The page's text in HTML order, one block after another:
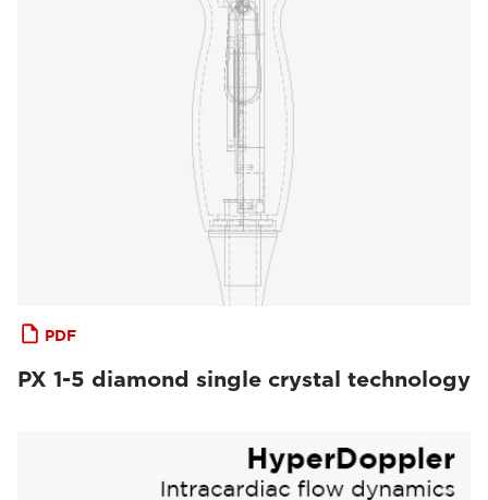
PDF
PX 1-5 diamond single crystal technology